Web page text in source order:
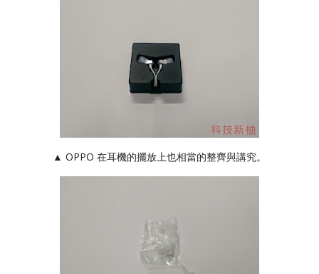
▲ OPPO 在耳機的擺放上也相當的整齊與講究。